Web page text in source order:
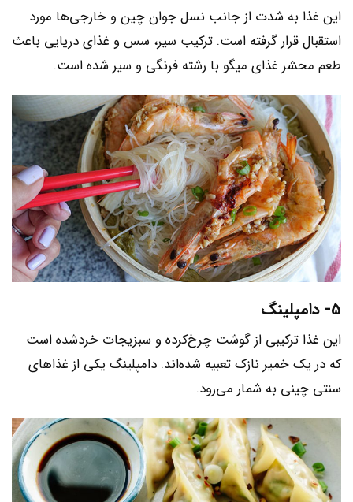
این غذا به شدت از جانب نسل جوان چین و خارجی‌ها مورد
استقبال قرار گرفته است. ترکیب سیر، سس و غذای دریایی باعث
طعم محشر غذای میگو با رشته فرنگی و سیر شده است.
5- دامپلینگ
این غذا ترکیبی از گوشت چرخ‌کرده و سبزیجات خردشده است
که در یک خمیر نازک تعبیه شده‌اند. دامپلینگ یکی از غذاهای
سنتی چینی به شمار می‌رود.